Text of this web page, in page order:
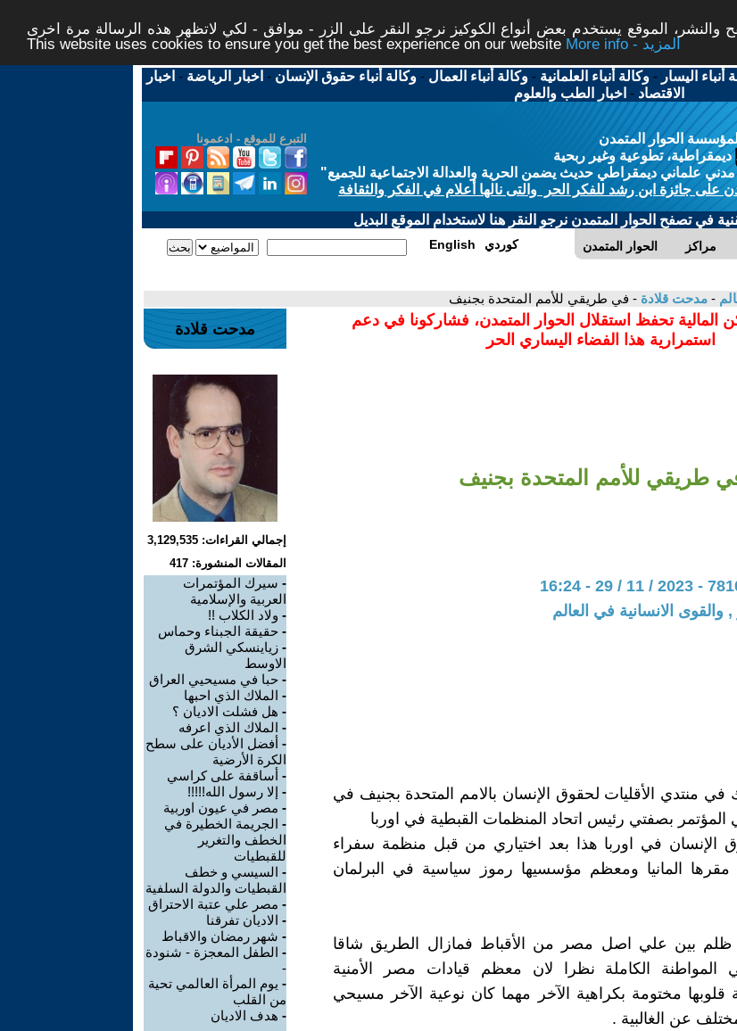
والنشر، الموقع يستخدم بعض أنواع الكوكيز نرجو النقر على الزر - موافق - لكي لاتظهر هذه الرسالة مرة اخرى -
This website uses cookies to ensure you get the best experience on our website
More info - المزيد
أنباء اليسار -وكالة أنباء العلمانية -وكالة أنباء العمال -وكالة أنباء حقوق الإنسان - اخبار الرياضة - اخبار
الاقتصاد - اخبار الطب والعلوم
التبرع للموقع - ادعمونا
الحوار المتمدن
ديمقراطية، تطوعية وغير ربحية
علماني ديمقراطي حديث يضمن الحرية والعدالة الاجتماعية للجميع"
على جائزة ابن رشد للفكر الحر والتى نالها أعلام في الفكر والثقافة
في تصفح الحوار المتمدن نرجو النقر هنا لاستخدام الموقع البديل
الحوار المتمدن مراكز English كوردي
- مدحت قلادة - في طريقي للأمم المتحدة بجنيف
المالية تحفظ استقلال الحوار المتمدن، فشاركونا في دعم
استمرارية هذا الفضاء اليساري الحر
طريقي للأمم المتحدة بجنيف
والقوى الانسانية في العالم
في منتدي الأقليات لحقوق الإنسان بالامم المتحدة بجنيف في
بصفتي رئيس اتحاد المنظمات القبطية في اوربا
الإنسان في اوربا هذا بعد اختياري من قبل منظمة سفراء
مقرها المانيا ومعظم مؤسسيها رموز سياسية في البرلمان
ظلم بين علي اصل مصر من الأقباط فمازال الطريق شاقا
الكاملة نظرا لان معظم قيادات مصر الأمنية
قلوبها مختومة بكراهية الآخر مهما كان نوعية الآخر مسيحي
عن الغالبية .
مدحت قلادة
إجمالي القراءات: 3,129,535
المقالات المنشورة: 417
- سيرك المؤتمرات
العربية والإسلامية
- ولاد الكلاب !!
- حقيقة الجبناء وحماس
- زياينسكي الشرق
الاوسط
- حبا في مسيحيي العراق
- الملاك الذي احبها
- هل فشلت الاديان ؟
- الملاك الذي اعرفه
- أفضل الأديان على سطح
الكرة الأرضية
- أساقفة على كراسي
- إلا رسول الله!!!!!
- مصر في عيون اوربية
- الجريمة الخطيرة في
الخطف والتغرير
للقبطيات
- السيسي و خطف
القبطيات والدولة السلفية
- مصر علي عتبة الاحتراق
- الاديان تفرقنا
- شهر رمضان والاقباط
- الطفل المعجزة - شنودة
-
- يوم المرأة العالمي تحية
من القلب
- هدف الاديان